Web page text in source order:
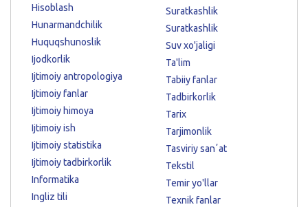
Hisoblash
Hunarmandchilik
Huquqshunoslik
Ijodkorlik
Ijtimoiy antropologiya
Ijtimoiy fanlar
Ijtimoiy himoya
Ijtimoiy ish
Ijtimoiy statistika
Ijtimoiy tadbirkorlik
Informatika
Ingliz tili
Suratkashlik
Suratkashlik
Suv xo'jaligi
Ta'lim
Tabiiy fanlar
Tadbirkorlik
Tarix
Tarjimonlik
Tasviriy sanʼat
Tekstil
Temir yo'llar
Texnik fanlar